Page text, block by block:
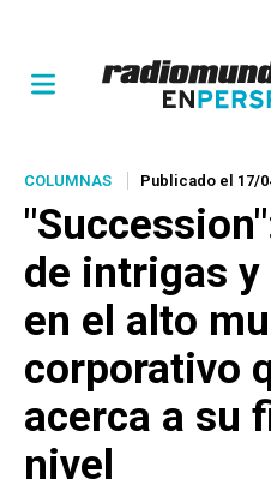
COLUMNAS Publicado el 17/
de intrigas
en el alto
corporativo
acerca a su
nivel